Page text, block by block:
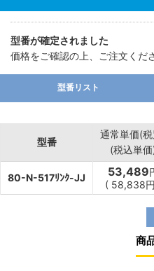
型番が確定されました
価格をご確認の上、ご注文くだ
型番リスト
型番
通常単価(
(税込単価
80-N-517ﾘﾝｸ-JJ 53,489
( 58,838円
商